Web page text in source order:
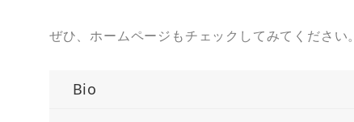
ぜひ、ホームページもチェックしてみてください。
Bio